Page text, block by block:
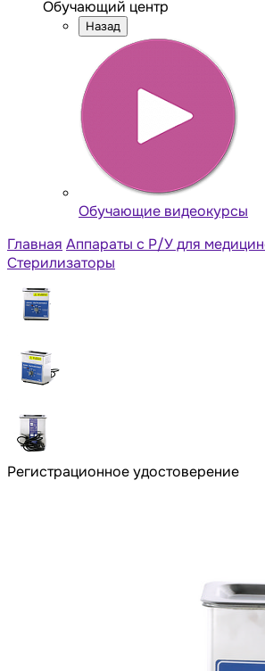
Обучающий центр
Назад
Обучающие видеокурсы
Главная Аппараты с Р/У для
Стерилизаторы
Регистрационное удостоверение